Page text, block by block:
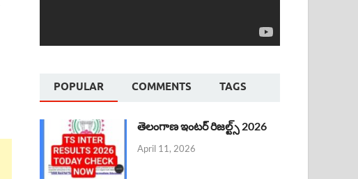
POPULAR COMMENTS TAGS
తెలంగాణ ఇంటర్ రిజల్ట్స్ 2026
April 11, 2026